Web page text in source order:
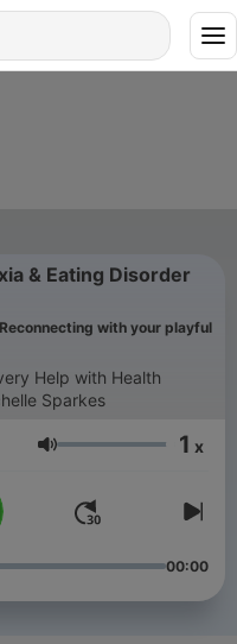
& Eating Disorder
with your playful
Help with Health
Sparkes
音量 1 x
00:00